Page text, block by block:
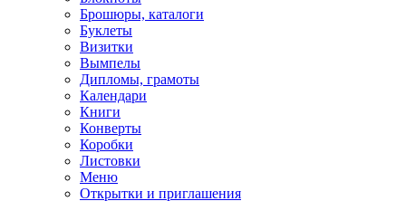
Брошюры, каталоги
Буклеты
Визитки
Вымпелы
Дипломы, грамоты
Календари
Книги
Конверты
Коробки
Листовки
Меню
Открытки и приглашения